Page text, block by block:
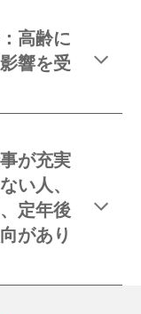
高齢に
響を受
が充実
い人、
定年後
があり